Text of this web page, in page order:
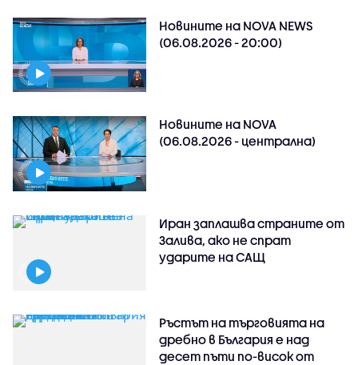
Новините на NOVA NEWS
(06.08.2026 - 20:00)
Новините на NOVA
(06.08.2026 - централна)
Иран заплашва страните от
Залива, ако не спрат
ударите на САЩ
Ръстът на търговията на
дребно в България е над
десет пъти по-висок от